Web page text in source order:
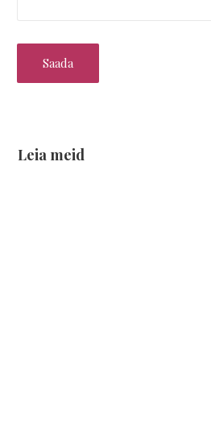
Leia meid